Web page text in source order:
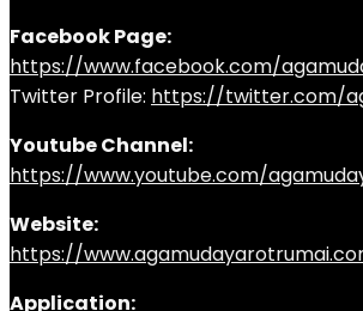
Facebook Page:
https://www.facebook.com/
Twitter Profile: https://twitter.com/
Youtube Channel:
https://www.youtube.com/
Website:
https://
Application: